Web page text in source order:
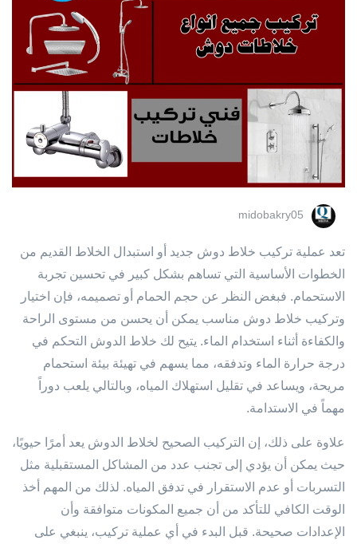
midobakry05
تعد عملية تركيب خلاط دوش جديد أو استبدال الخلاط القديم من
الخطوات الأساسية التي تساهم بشكل كبير في تحسين تجربة
الاستحمام. فبغض النظر عن حجم الحمام أو تصميمه، فإن اختيار
وتركيب خلاط دوش مناسب يمكن أن يحسن من مستوى الراحة
والكفاءة أثناء استخدام الماء. يتيح لك خلاط الدوش التحكم في
درجة حرارة الماء وتدفقه، مما يسهم في تهيئة بيئة استحمام
مريحة، ويساعد في تقليل استهلاك المياه، وبالتالي يلعب دوراً
مهماً في الاستدامة.
علاوة على ذلك، إن التركيب الصحيح لخلاط الدوش يعد أمرًا حيويًا،
حيث يمكن أن يؤدي إلى تجنب عدد من المشاكل المستقبلية مثل
التسربات أو عدم الاستقرار في تدفق المياه. لذلك من المهم أخذ
الوقت الكافي للتأكد من أن جميع المكونات متوافقة وأن
الإعدادات صحيحة. قبل البدء في أي عملية تركيب، ينبغي على